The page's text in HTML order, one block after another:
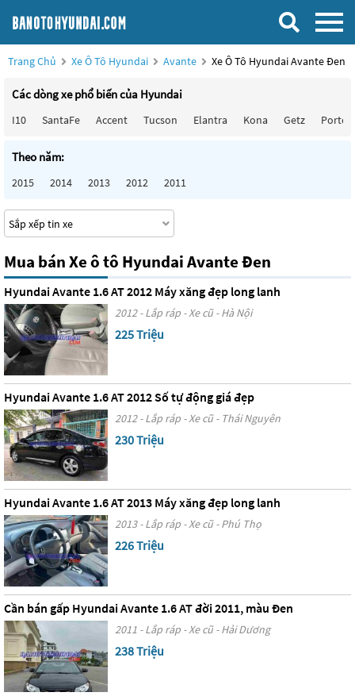
Trang Chủ Xe Ô Tô Hyundai Avante Xe Ô Tô Hyundai Avante Đen
Các dòng xe phổ biến của Hyundai
I10 SantaFe Accent Tucson Elantra Kona Getz Porter
Theo năm:
2015 2014 2013 2012 2011
Mua bán Xe ô tô Hyundai Avante Đen
Hyundai Avante 1.6 AT 2012 Máy xăng đẹp long lanh
2012 - Lắp ráp - Xe cũ - Hà Nội
225 Triệu
Hyundai Avante 1.6 AT 2012 Số tự động giá đẹp
2012 - Lắp ráp - Xe cũ - Thái Nguyên
230 Triệu
Hyundai Avante 1.6 AT 2013 Máy xăng đẹp long lanh
2013 - Lắp ráp - Xe cũ - Phú Thọ
226 Triệu
Cần bán gấp Hyundai Avante 1.6 AT đời 2011, màu Đen
2011 - Lắp ráp - Xe cũ - Hải Dương
238 Triệu